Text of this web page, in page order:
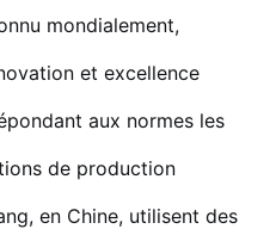
mondialement,
et excellence
aux normes les
de production
en Chine, utilisent des